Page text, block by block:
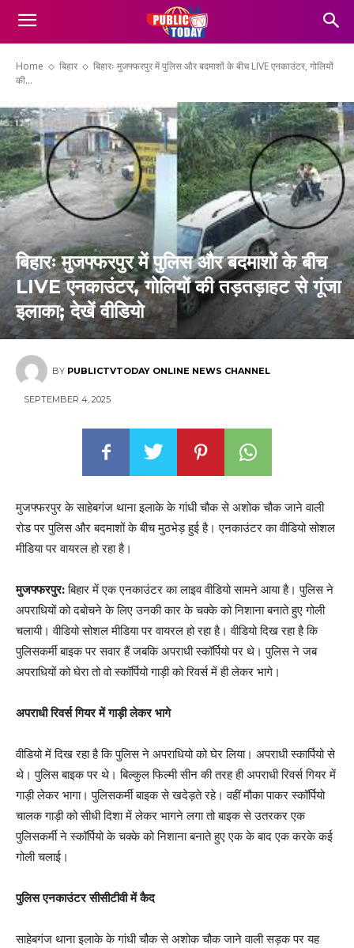
Home बिहार
बिहारः मुजफ्फरपुर में पुलिस और बदमाशों के बीच LIVE एनकाउंटर, गोलियों
की...
बिहारः मुजफ्फरपुर में पुलिस और बदमाशों के बीच
LIVE एनकाउंटर, गोलियों की तड़तड़ाहट से गूंजा
इलाका; देखें वीडियो
BY PUBLICTVTODAY ONLINE NEWS CHANNEL
SEPTEMBER 4, 2025
मुजफ्फरपुर के साहेबगंज थाना इलाके के गांधी चौक से अशोक चौक जाने वाली
रोड पर पुलिस और बदमाशों के बीच मुठभेड़ हुई है। एनकाउंटर का वीडियो सोशल
मीडिया पर वायरल हो रहा है।
मुजफ्फरपुर:बिहार में एक एनकाउंटर का लाइव वीडियो सामने आया है। पुलिस ने
अपराधियों को दबोचने के लिए उनकी कार के चक्के को निशाना बनाते हुए गोली
चलायी। वीडियो सोशल मीडिया पर वायरल हो रहा है। वीडियो दिख रहा है कि
पुलिसकर्मी बाइक पर सवार हैं जबकि अपराधी स्कॉर्पियो पर थे। पुलिस ने जब
अपराधियों को घेरा तो वो स्कॉर्पियो गाड़ी को रिवर्स में ही लेकर भागे।
अपराधी रिवर्स गियर में गाड़ी लेकर भागे
वीडियो में दिख रहा है कि पुलिस ने अपराधियो को घेर लिया। अपराधी स्कार्पियो से
थे। पुलिस बाइक पर थे। बिल्कुल फिल्मी सीन की तरह ही अपराधी रिवर्स गियर में
गाड़ी लेकर भागा। पुलिसकर्मी बाइक से खदेड़ते रहे। वहीं मौका पाकर स्कॉर्पियो
चालक गाड़ी को सीधी दिशा में लेकर भागने लगा तो बाइक से उतरकर एक
पुलिसकर्मी ने स्कॉर्पियो के चक्के को निशाना बनाते हुए एक के बाद एक करके कई
गोली चलाई।
पुलिस एनकाउंटर सीसीटीवी में कैद
साहेबगंज थाना इलाके के गांधी चौक से अशोक चौक जाने वाली सड़क पर यह